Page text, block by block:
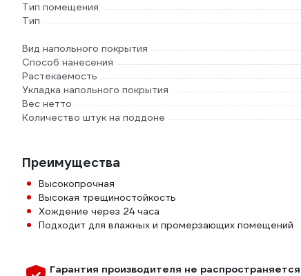
Тип помещения
Тип
Вид напольного покрытия
Способ нанесения
Растекаемость
Укладка напольного покрытия
Вес нетто
Количество штук на поддоне
Преимущества
Высокопрочная
Высокая трещиностойкость
Хождение через 24 часа
Подходит для влажных и промерзающих помещений
Гарантия производителя не распространяется